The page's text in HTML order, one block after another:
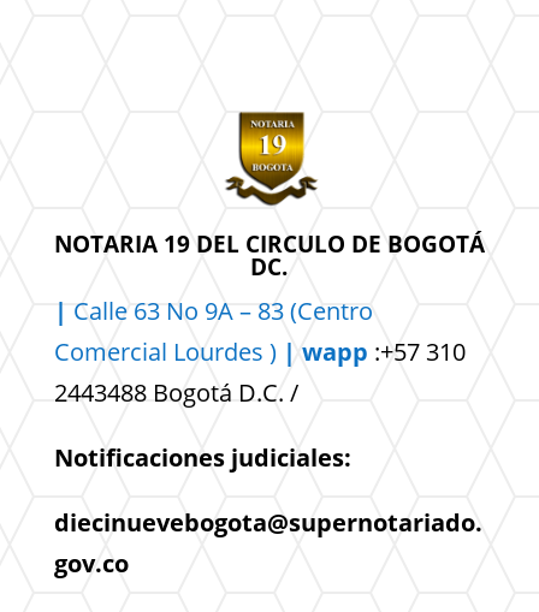
NOTARIA 19 DEL CIRCULO DE BOGOTÁ
DC.
| Calle 63 No 9A – 83 (Centro
Comercial Lourdes ) | wapp :+57 310
2443488 Bogotá D.C. /
Notificaciones judiciales:
diecinuevebogota@supernotariado.
gov.co